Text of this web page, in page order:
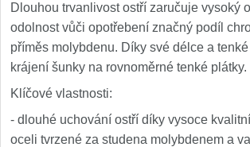
Dlouhou trvanlivost ostří zaručuje vysoký
odolnost vůči opotřebení značný podíl
příměs molybdenu. Díky své délce a
krájení šunky na rovnoměrné tenké plátky.
Klíčové vlastnosti:
- dlouhé uchování ostří díky vysoce
oceli tvrzené za studena molybdenem a